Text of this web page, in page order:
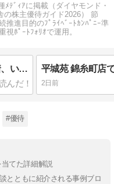
ﾒﾃﾞｨｱに掲載（ダイヤモンド・
の株主優待ガイド2026） 節
推進目的のﾌﾟﾗｲﾍﾞｰﾄｶﾝﾊﾟﾆｰ準
視ﾎﾟｰﾄﾌｫﾘｵで運用。
ブッキングリゾート 株主優待 到着、いつ届く｜使い方・使える施設・ホテルを詳しく紹介
2日前
#優待
てた詳細解説
とともに紹介される事例ブロ